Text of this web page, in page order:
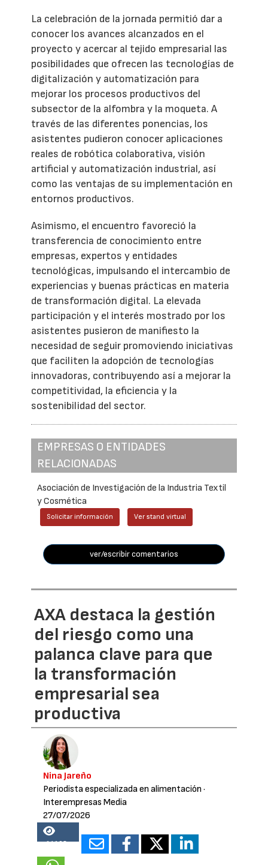
La celebración de la jornada permitió dar a
conocer los avances alcanzados en el
proyecto y acercar al tejido empresarial las
posibilidades que ofrecen las tecnologías de
digitalización y automatización para
mejorar los procesos productivos del
subsector de la alfombra y la moqueta. A
través de las diferentes ponencias, los
asistentes pudieron conocer aplicaciones
reales de robótica colaborativa, visión
artificial y automatización industrial, así
como las ventajas de su implementación en
entornos productivos.
Asimismo, el encuentro favoreció la
transferencia de conocimiento entre
empresas, expertos y entidades
tecnológicas, impulsando el intercambio de
experiencias y buenas prácticas en materia
de transformación digital. La elevada
participación y el interés mostrado por los
asistentes pusieron de manifiesto la
necesidad de seguir promoviendo iniciativas
que faciliten la adopción de tecnologías
innovadoras, contribuyendo así a mejorar la
competitividad, la eficiencia y la
sostenibilidad del sector.
EMPRESAS O ENTIDADES
RELACIONADAS
Asociación de Investigación de la Industria Textil
y Cosmética
Solicitar información Ver stand virtual
ver/escribir comentarios
AXA destaca la gestión
del riesgo como una
palanca clave para que
la transformación
empresarial sea
productiva
Nina Jareño
Periodista especializada en alimentación ·
Interempresas Media
27/07/2026
14108